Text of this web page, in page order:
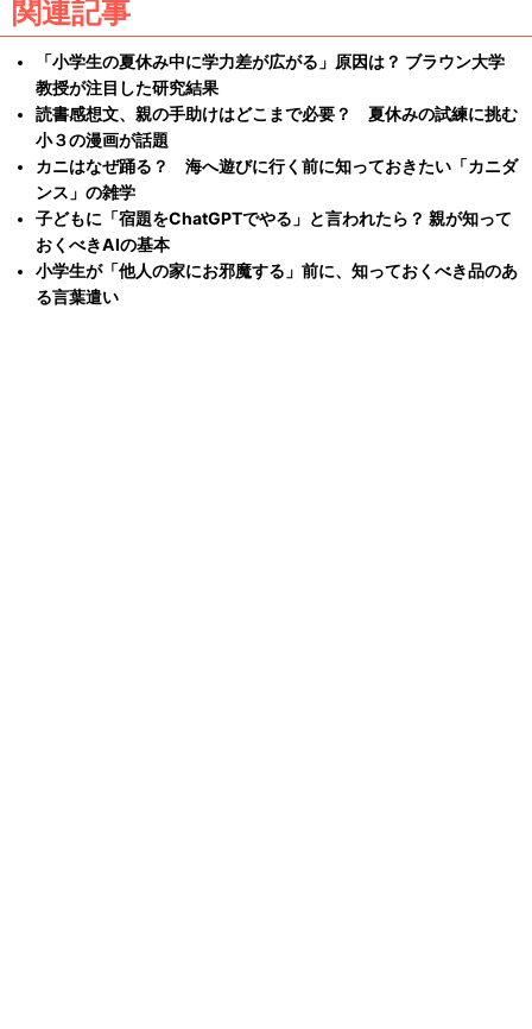
関連記事
「小学生の夏休み中に学力差が広がる」原因は？ ブラウン大学
教授が注目した研究結果
読書感想文、親の手助けはどこまで必要？ 夏休みの試練に挑む
小３の漫画が話題
カニはなぜ踊る？ 海へ遊びに行く前に知っておきたい「カニダ
ンス」の雑学
子どもに「宿題をChatGPTでやる」と言われたら？ 親が知って
おくべきAIの基本
小学生が「他人の家にお邪魔する」前に、知っておくべき品のあ
る言葉遣い